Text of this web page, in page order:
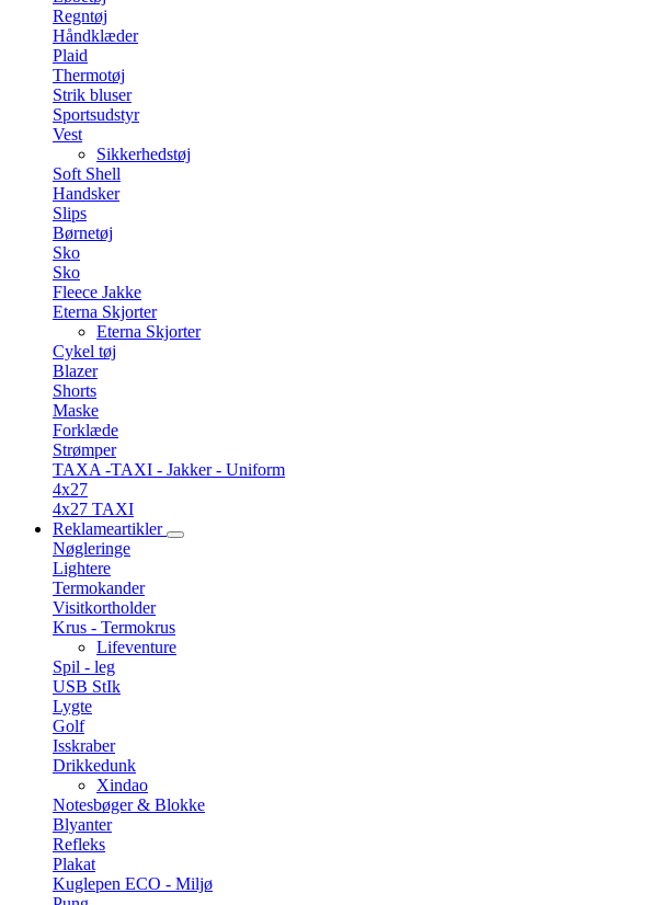
Regntøj
Håndklæder
Plaid
Thermotøj
Strik bluser
Sportsudstyr
Vest
Sikkerhedstøj
Soft Shell
Handsker
Slips
Børnetøj
Sko
Sko
Fleece Jakke
Eterna Skjorter
Eterna Skjorter
Cykel tøj
Blazer
Shorts
Maske
Forklæde
Strømper
TAXA -TAXI - Jakker - Uniform
4x27
4x27 TAXI
Reklameartikler
Nøgleringe
Lightere
Termokander
Visitkortholder
Krus - Termokrus
Lifeventure
Spil - leg
USB StIk
Lygte
Golf
Isskraber
Drikkedunk
Xindao
Notesbøger & Blokke
Blyanter
Refleks
Plakat
Kuglepen ECO - Miljø